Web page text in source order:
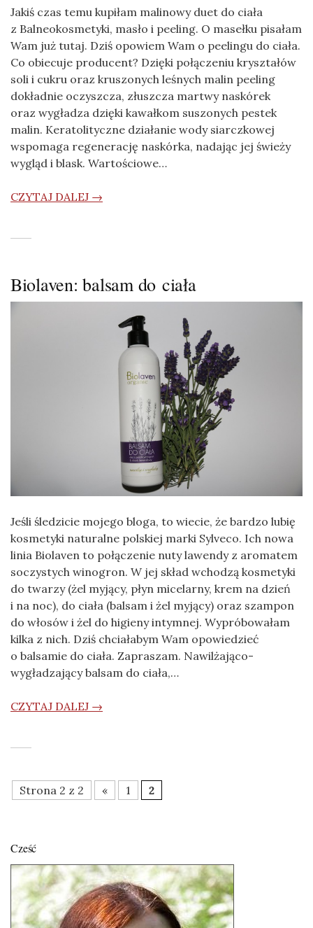
Jakiś czas temu kupiłam malinowy duet do ciała
z Balneokosmetyki, masło i peeling. O masełku pisałam
Wam już tutaj. Dziś opowiem Wam o peelingu do ciała.
Co obiecuje producent? Dzięki połączeniu kryształów
soli i cukru oraz kruszonych leśnych malin peeling
dokładnie oczyszcza, złuszcza martwy naskórek
oraz wygładza dzięki kawałkom suszonych pestek
malin. Keratolityczne działanie wody siarczkowej
wspomaga regenerację naskórka, nadając jej świeży
wygląd i blask. Wartościowe…
CZYTAJ DALEJ →
Biolaven: balsam do ciała
Jeśli śledzicie mojego bloga, to wiecie, że bardzo lubię
kosmetyki naturalne polskiej marki Sylveco. Ich nowa
linia Biolaven to połączenie nuty lawendy z aromatem
soczystych winogron. W jej skład wchodzą kosmetyki
do twarzy (żel myjący, płyn micelarny, krem na dzień
i na noc), do ciała (balsam i żel myjący) oraz szampon
do włosów i żel do higieny intymnej. Wypróbowałam
kilka z nich. Dziś chciałabym Wam opowiedzieć
o balsamie do ciała. Zapraszam. Nawilżająco-
wygładzający balsam do ciała,…
CZYTAJ DALEJ →
Strona 2 z 2 « 1 2
Cześć